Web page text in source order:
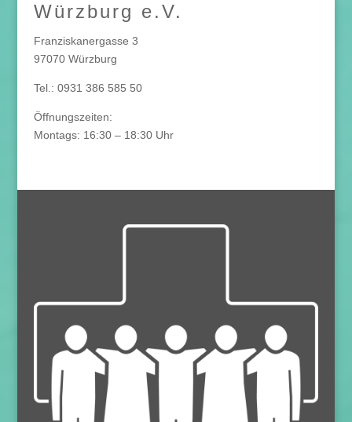
Würzburg e.V.
Franziskanergasse 3
97070 Würzburg
Tel.: 0931 386 585 50
Öffnungszeiten:
Montags: 16:30 – 18:30 Uhr